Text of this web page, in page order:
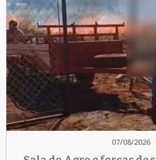
07/08/2026